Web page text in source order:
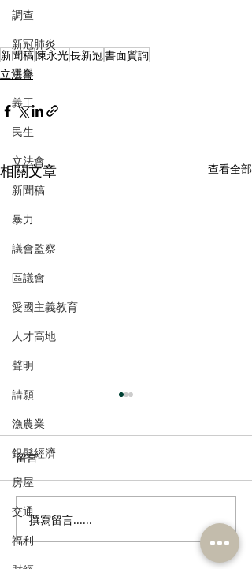
調查
新冠肺炎
選舉
義工
民生
立法會
新聞稿
暴力
議會監察
區議會
愛國主義教育
人才高地
聲明
請願
漁農業
銀髮經濟
房屋
交通
福利
新聞稿陳永光長新冠書面質詢
立法會
相關文章 查看全部
葛珮帆聯同香港潮州商會
倡打造「港汕氫能走
留言
撰寫留言......